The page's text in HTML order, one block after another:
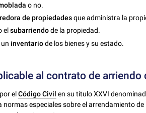
o no.
de propiedadesque administra la
elsubarriendode la propiedad.
inventariode los bienes y su estado.
al contrato de
elCódigo Civil en su título XXVI
normas especiales sobre el arrendamiento